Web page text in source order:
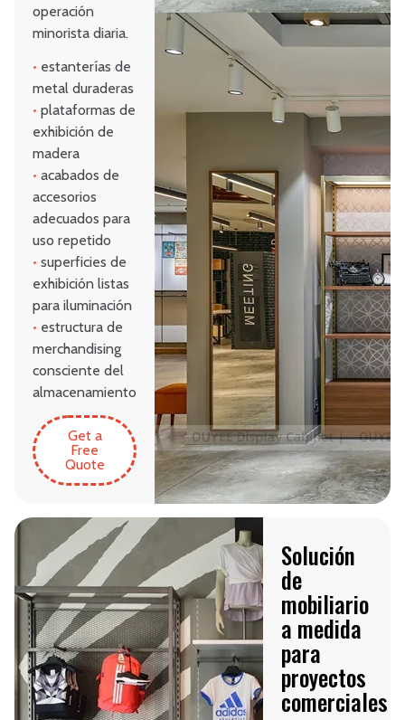
operación
minorista diaria.
• estanterías de
metal duraderas
• plataformas de
exhibición de
madera
• acabados de
accesorios
adecuados para
uso repetido
• superficies de
exhibición listas
para iluminación
• estructura de
merchandising
consciente del
almacenamiento
Get a
Free
Quote
Solución
de
mobiliario
a medida
para
proyectos
comerciales